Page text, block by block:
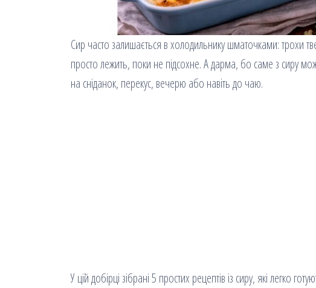
Сир часто залишається в холодильнику шматочками: трохи
просто лежить, поки не підсохне. А дарма, бо саме з сиру
на сніданок, перекус, вечерю або навіть до чаю.
У цій добірці зібрані 5 простих рецептів із сиру, які легко